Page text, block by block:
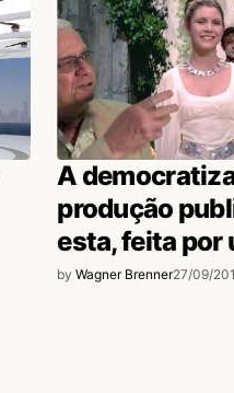
A
produção
esta, feita por
by Wagner Brenner27/09/